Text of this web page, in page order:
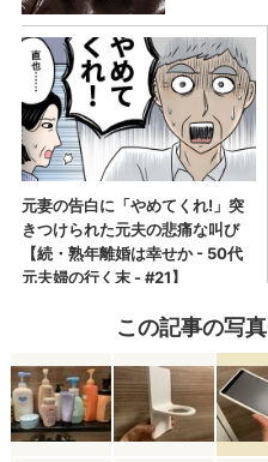
この記事の写